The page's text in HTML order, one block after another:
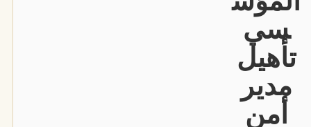
سي
تأهيل
مدير
أمن